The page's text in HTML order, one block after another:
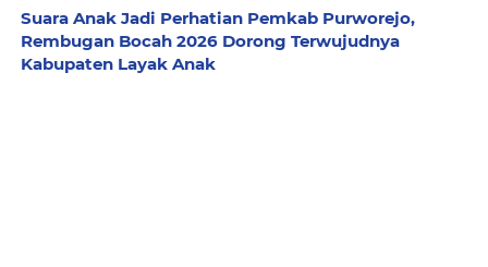
Suara Anak Jadi Perhatian Pemkab Purworejo,
Rembugan Bocah 2026 Dorong Terwujudnya
Kabupaten Layak Anak